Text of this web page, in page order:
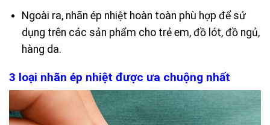
Ngoài ra, nhãn ép nhiệt hoàn toàn phù hợp để sử
dụng trên các sản phẩm cho trẻ em, đồ lót, đồ ngủ,
hàng da.
3 loại nhãn ép nhiệt được ưa chuộng nhất